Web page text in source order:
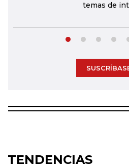
temas de
TENDENCIAS